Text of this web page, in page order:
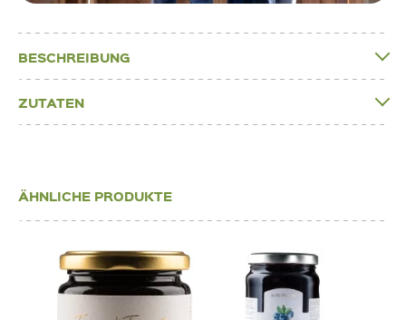
BESCHREIBUNG
ZUTATEN
ÄHNLICHE PRODUKTE